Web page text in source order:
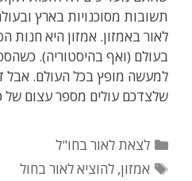
תשובות מסוכנויות בארץ
לאור באמזון. אמזון היא חנות
בעולם (ואף בהיסטוריה).
למעשה מופץ בכל העולם. אבל
שלצדכם עולים מספר עצום של
קטגוריות
לצאת לאור בחו"ל
תגיות
אמזון,להוציא לאור בחול